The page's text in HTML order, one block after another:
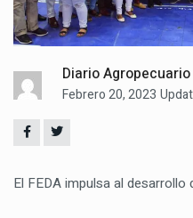
Diario Agropecuario
Febrero 20, 2023
El FEDA impulsa al